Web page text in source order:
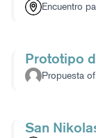
Encuentro
Prototipo
Propuesta
San